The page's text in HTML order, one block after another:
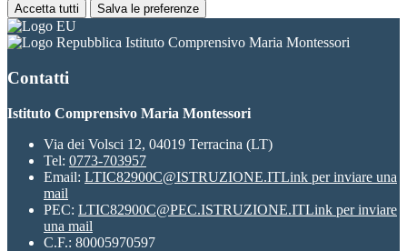
Accetta tutti Salva le preferenze
Istituto Comprensivo Maria Montessori
Contatti
Istituto Comprensivo Maria Montessori
Via dei Volsci 12, 04019 Terracina (LT)
Tel: 0773-703957
Email: LTIC82900C@ISTRUZIONE.ITLink per inviare una
mail
PEC: LTIC82900C@PEC.ISTRUZIONE.ITLink per inviare
una mail
C.F.: 80005970597